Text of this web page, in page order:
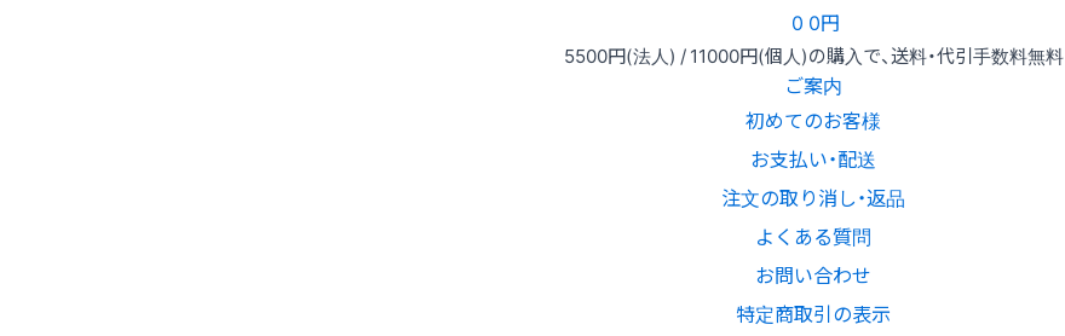
0 0円
5500円(法人) /11000円(個人)の購入で、送料・代引手数料無料
ご案内
初めてのお客様
お支払い・配送
注文の取り消し・返品
よくある質問
お問い合わせ
特定商取引の表示